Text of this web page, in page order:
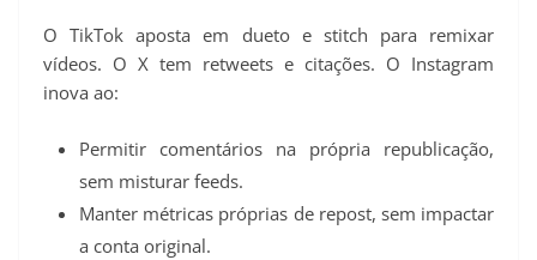
O TikTok aposta em dueto e stitch para remixar
vídeos. O X tem retweets e citações. O Instagram
inova ao:
Permitir comentários na própria republicação,
sem misturar feeds.
Manter métricas próprias de repost, sem impactar
a conta original.